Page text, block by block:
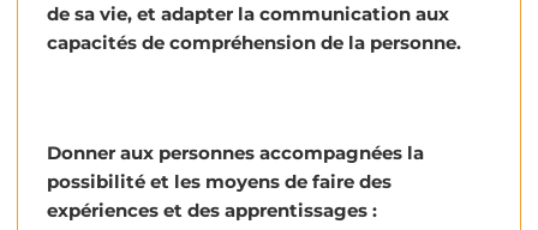
de sa vie, et adapter la communication aux
capacités de compréhension de la personne.
Donner aux personnes accompagnées la
possibilité et les moyens de faire des
expériences et des apprentissages :